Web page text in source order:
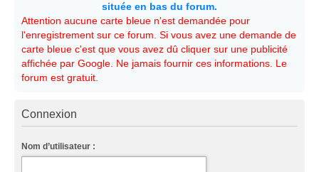
située en bas du forum.
Attention aucune carte bleue n'est demandée pour
l'enregistrement sur ce forum. Si vous avez une demande de
carte bleue c'est que vous avez dû cliquer sur une publicité
affichée par Google. Ne jamais fournir ces informations. Le
forum est gratuit.
Connexion
Nom d’utilisateur :